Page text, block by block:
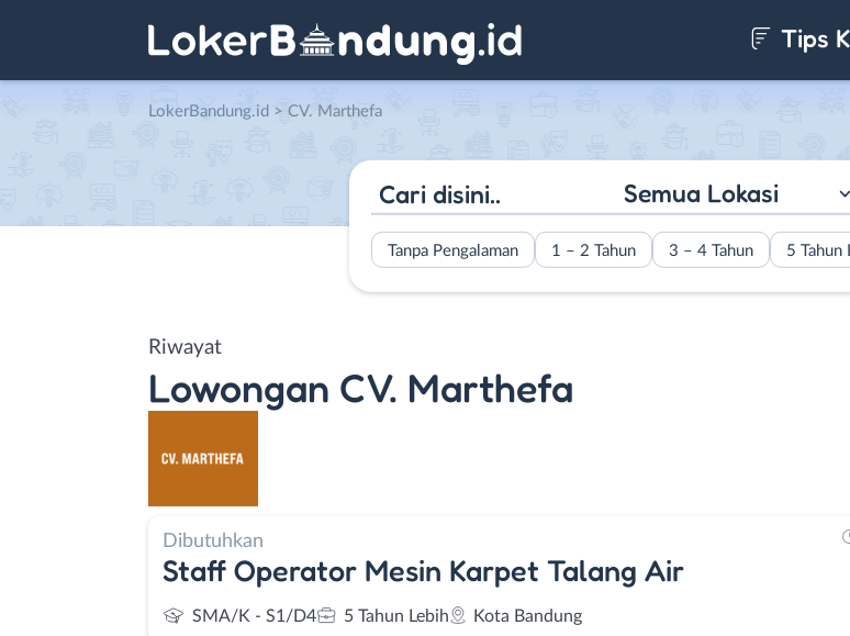
Tips
LokerBandung.id > CV. Marthefa
Semua Lokasi
Tanpa Pengalaman 1 – 2 Tahun 3 – 4 Tahun 5 Tahun
Riwayat
Lowongan CV. Marthefa
Dibutuhkan
Staff Operator Mesin Karpet Talang Air
SMA/K - S1/D4 5 Tahun Lebih Kota Bandung